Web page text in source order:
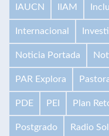
IAUCN IIAM
Internacional
Noticia Portada
PAR Explora
PDE PEI Plan
Postgrado Radio Sol